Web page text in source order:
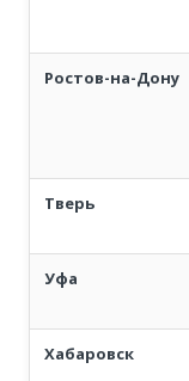
Ростов-на-Дону
Тверь
Уфа
Хабаровск